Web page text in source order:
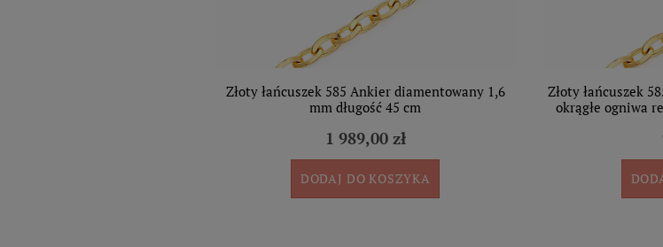
Złoty łańcuszek 585 Ankier diamentowany 1,6
mm długość 45 cm
1 989,00 zł
DODAJ DO KOSZYKA
Złoty łańcuszek
okrągłe ogniwa